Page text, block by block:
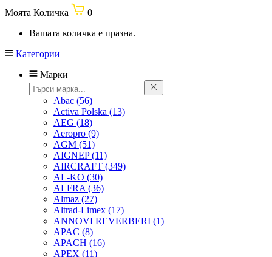
Моята Количка
0
Вашата количка е празна.
Категории
Марки
Abac (56)
Activa Polska (13)
AEG (18)
Aeropro (9)
AGM (51)
AIGNEP(11)
AIRCRAFT (349)
AL-KO (30)
ALFRA (36)
Almaz (27)
Altrad-Limex (17)
ANNOVI REVERBERI (1)
APAC (8)
APACH (16)
APEX (11)